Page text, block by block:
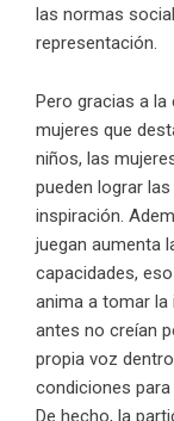
las normas
representación.
Pero gracias a la
mujeres que
niños, las
pueden lograr
inspiración.
juegan aumenta
capacidades,
anima a tomar la
antes no creían
propia voz
condiciones
De hecho, la